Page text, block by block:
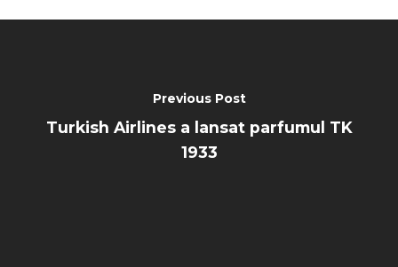
Previous Post
Turkish Airlines a lansat parfumul TK
1933